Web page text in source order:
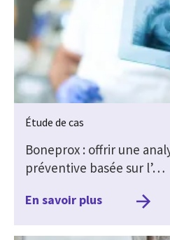
Étude de cas
Boneprox : offrir une
préventive basée sur l’…
En savoir plus